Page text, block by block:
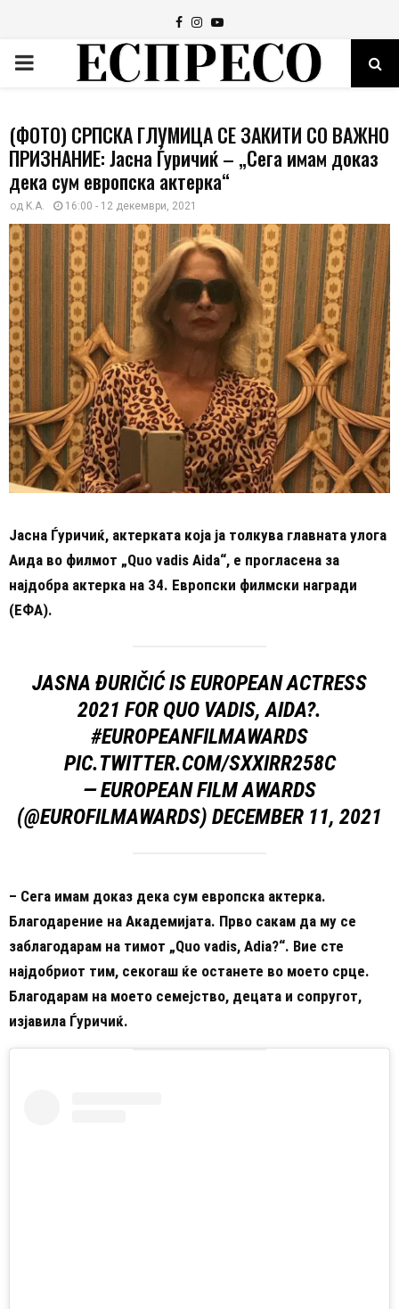
Facebook
Instagram
Youtube
PRIMARY
(ФОТО) СРПСКА ГЛУМИЦА СЕ ЗАКИТИ СО ВАЖНО
ПРИЗНАНИЕ: Јасна Ѓуричиќ – „Сега имам доказ
дека сум европска актерка“
од K.A. 16:00 - 12 декември, 2021
Јасна Ѓуричиќ, актерката која ја толкува главната улога
Аида во филмот „Quo vadis Aida“, е прогласена за
најдобра актерка на 34. Европски филмски награди
(ЕФА).
JASNA ĐURIČIĆ IS EUROPEAN ACTRESS
2021 FOR QUO VADIS, AIDA?.
#EUROPEANFILMAWARDS
PIC.TWITTER.COM/SXXIRR258C
— EUROPEAN FILM AWARDS
(@EUROFILMAWARDS) DECEMBER 11, 2021
– Сега имам доказ дека сум европска актерка.
Благодарение на Академијата. Прво сакам да му се
заблагодарам на тимот „Quo vadis, Adia?“. Вие сте
најдобриот тим, секогаш ќе останете во моето срце.
Благодарам на моето семејство, децата и сопругот,
изјавила Ѓуричиќ.